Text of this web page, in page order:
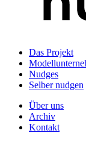
Das Projekt
Nudges
Selber nudgen
Über uns
Archiv
Kontakt